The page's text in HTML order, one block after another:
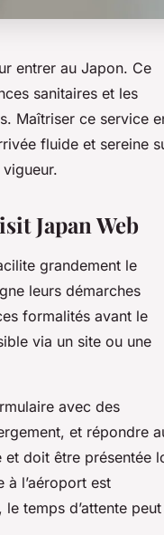
entrer au Japon. Ce
sanitaires et les
Maîtriser ce service
fluide et sereine
Japan Web
grandement le
leurs démarches
formalités avant le
via un site ou une
avec des
et répondre
et doit être présentée
à l’aéroport est
temps d’attente peut